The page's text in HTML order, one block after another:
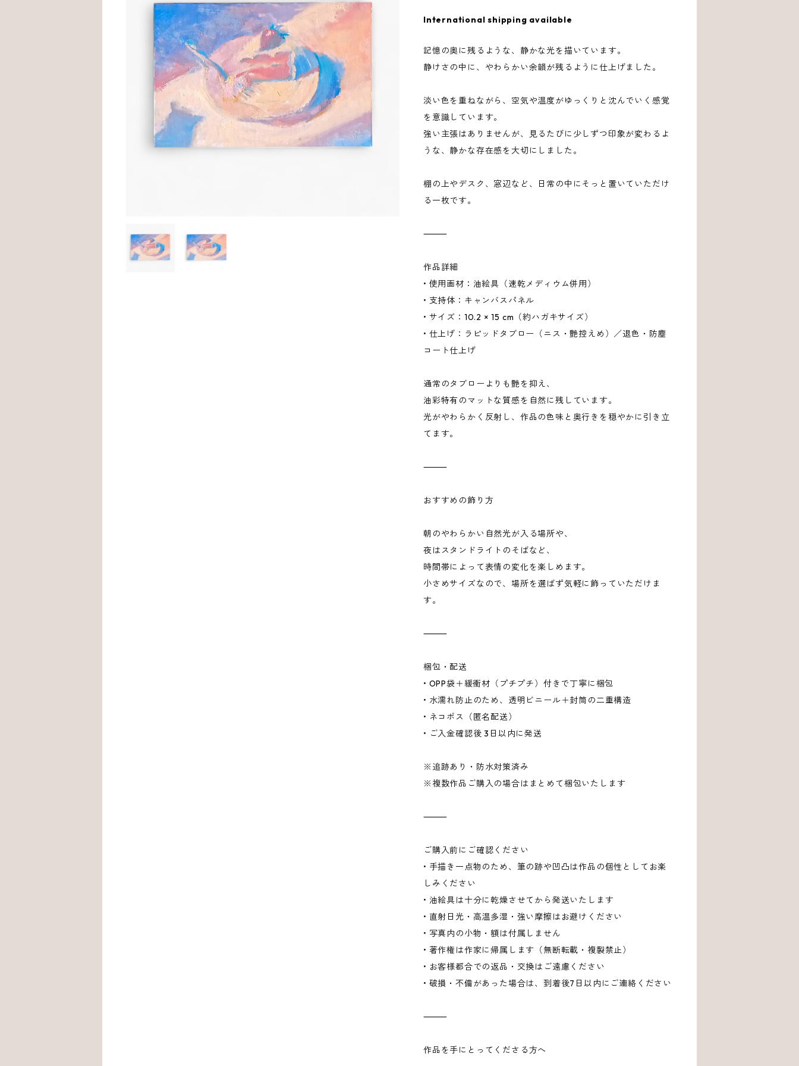
International shipping available
記憶の奥に残るような、静かな光を描いています。
静けさの中に、やわらかい余韻が残るように仕上げました。
淡い色を重ねながら、空気や温度がゆっくりと沈んでいく感覚
を意識しています。
強い主張はありませんが、見るたびに少しずつ印象が変わるよ
うな、静かな存在感を大切にしました。
棚の上やデスク、窓辺など、日常の中にそっと置いていただけ
る一枚です。
⸻
作品詳細
• 使用画材：油絵具（速乾メディウム併用）
• 支持体：キャンバスパネル
• サイズ：10.2 × 15 cm（約ハガキサイズ）
• 仕上げ：ラピッドタブロー（ニス・艶控えめ）／退色・防塵
コート仕上げ
通常のタブローよりも艶を抑え、
油彩特有のマットな質感を自然に残しています。
光がやわらかく反射し、作品の色味と奥行きを穏やかに引き立
てます。
⸻
おすすめの飾り方
朝のやわらかい自然光が入る場所や、
夜はスタンドライトのそばなど、
時間帯によって表情の変化を楽しめます。
小さめサイズなので、場所を選ばず気軽に飾っていただけま
す。
⸻
梱包・配送
• OPP袋＋緩衝材（プチプチ）付きで丁寧に梱包
• 水濡れ防止のため、透明ビニール＋封筒の二重構造
• ネコポス（匿名配送）
• ご入金確認後 3日以内に発送
※追跡あり・防水対策済み
※複数作品ご購入の場合はまとめて梱包いたします
⸻
ご購入前にご確認ください
• 手描き一点物のため、筆の跡や凹凸は作品の個性としてお楽
しみください
• 油絵具は十分に乾燥させてから発送いたします
• 直射日光・高温多湿・強い摩擦はお避けください
• 写真内の小物・額は付属しません
• 著作権は作家に帰属します（無断転載・複製禁止）
• お客様都合での返品・交換はご遠慮ください
• 破損・不備があった場合は、到着後7日以内にご連絡ください
⸻
作品を手にとってくださる方へ